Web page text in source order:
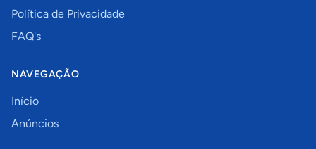
Política de Privacidade
FAQ's
NAVEGAÇÃO
Início
Anúncios